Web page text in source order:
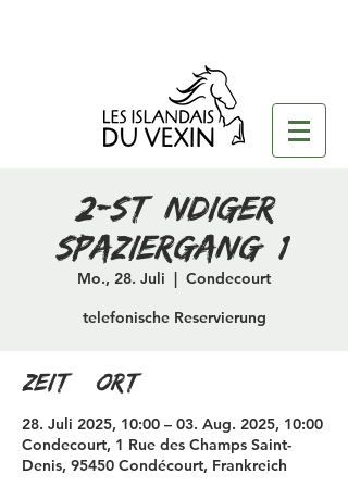
2-stündiger
Spaziergang (1)
Mo., 28. Juli
  |
Condecourt
telefonische Reservierung
Zeit & Ort
28. Juli 2025, 10:00 – 03. Aug. 2025, 10:00
Condecourt, 1 Rue des Champs Saint-
Denis, 95450 Condécourt, Frankreich